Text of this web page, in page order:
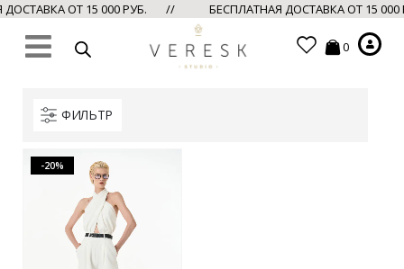
ОТ 15 000 РУБ. // БЕСПЛАТНАЯ ДОСТАВКА ОТ 15
0
ФИЛЬТР
-20%